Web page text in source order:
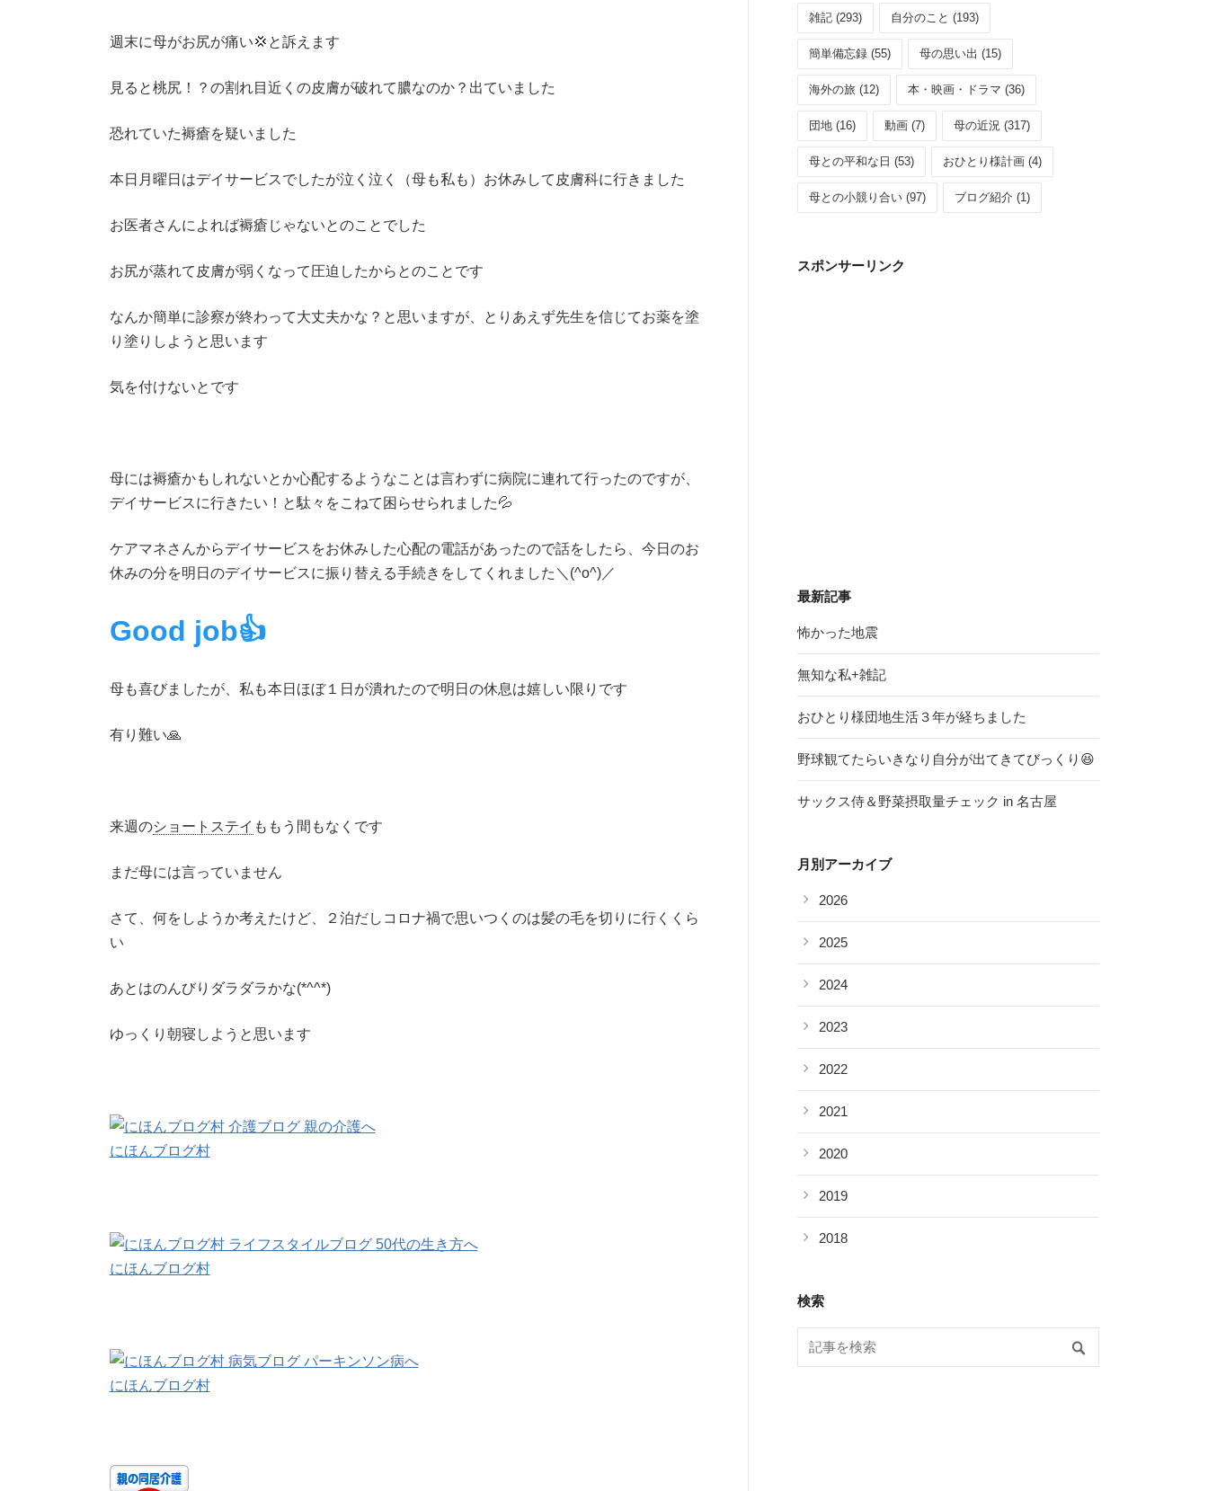
週末に母がお尻が痛い💢と訴えます
見ると桃尻！？の割れ目近くの皮膚が破れて膿なのか？出ていました
恐れていた褥瘡を疑いました
本日月曜日はデイサービスでしたが泣く泣く（母も私も）お休みして皮膚科に行きました
お医者さんによれば褥瘡じゃないとのことでした
お尻が蒸れて皮膚が弱くなって圧迫したからとのことです
なんか簡単に診察が終わって大丈夫かな？と思いますが、とりあえず先生を信じてお薬を塗
り塗りしようと思います
気を付けないとです
母には褥瘡かもしれないとか心配するようなことは言わずに病院に連れて行ったのですが、
デイサービスに行きたい！と駄々をこねて困らせられました💦
ケアマネさんからデイサービスをお休みした心配の電話があったので話をしたら、今日のお
休みの分を明日のデイサービスに振り替える手続きをしてくれました＼(^o^)／
Good job👍
母も喜びましたが、私も本日ほぼ１日が潰れたので明日の休息は嬉しい限りです
有り難い🙏
来週のショートステイ ももう間もなくです
まだ母には言っていません
さて、何をしようか考えたけど、２泊だしコロナ禍で思いつくのは髪の毛を切りに行くくら
い
あとはのんびりダラダラかな(*^^*)
ゆっくり朝寝しようと思います
にほんブログ村
にほんブログ村
にほんブログ村
雑記 (293) 自分のこと (193)
簡単備忘録 (55) 母の思い出 (15)
海外の旅 (12) 本・映画・ドラマ (36)
団地 (16) 動画 (7) 母の近況 (317)
母との平和な日 (53) おひとり様計画 (4)
母との小競り合い (97) ブログ紹介 (1)
スポンサーリンク
最新記事
怖かった地震
無知な私+雑記
おひとり様団地生活３年が経ちました
野球観てたらいきなり自分が出てきてびっくり😆
サックス侍＆野菜摂取量チェック in 名古屋
月別アーカイブ
2026
2025
2024
2023
2022
2021
2020
2019
2018
検索